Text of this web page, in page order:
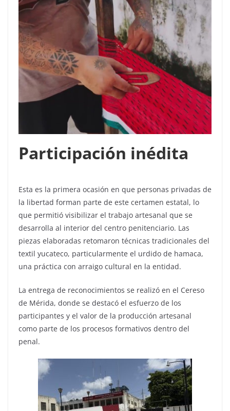
Participación inédita
Esta es la primera ocasión en que personas privadas de
la libertad forman parte de este certamen estatal, lo
que permitió visibilizar el trabajo artesanal que se
desarrolla al interior del centro penitenciario. Las
piezas elaboradas retomaron técnicas tradicionales del
textil yucateco, particularmente el urdido de hamaca,
una práctica con arraigo cultural en la entidad.
La entrega de reconocimientos se realizó en el Cereso
de Mérida, donde se destacó el esfuerzo de los
participantes y el valor de la producción artesanal
como parte de los procesos formativos dentro del
penal.